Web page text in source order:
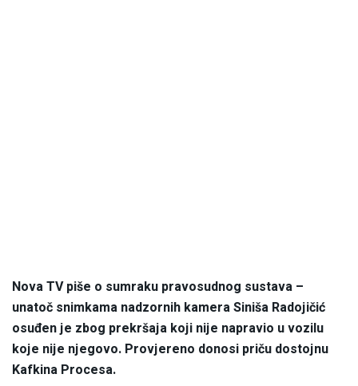
Nova TV piše o sumraku pravosudnog sustava –
unatoč snimkama nadzornih kamera Siniša Radojičić
osuđen je zbog prekršaja koji nije napravio u vozilu
koje nije njegovo. Provjereno donosi priču dostojnu
Kafkina Procesa.